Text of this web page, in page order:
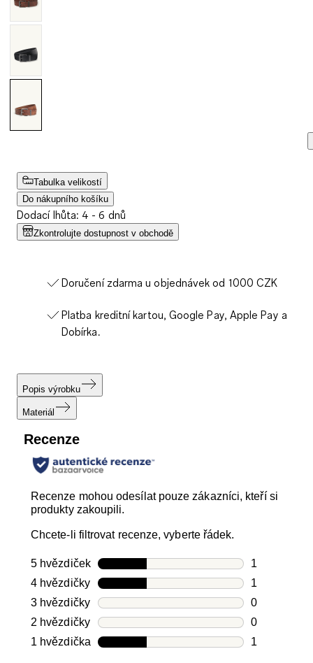
Tabulka velikostí
Do nákupního košíku
Dodací lhůta: 4 - 6 dnů
Zkontrolujte dostupnost v obchodě
Doručení zdarma u objednávek od 1000 CZK
Platba kreditní kartou, Google Pay, Apple Pay a
Dobírka.
Popis výrobku
Materiál
Recenze
Recenze mohou odesílat pouze zákazníci, kteří si
produkty zakoupili.
Chcete-li filtrovat recenze, vyberte řádek.
5 hvězdičekhvězdičky
1
Počet
4 hvězdičkyhvězdičky
1
Počet
3 hvězdičkyhvězdičky
0
Počet
2 hvězdičkyhvězdičky
0
Počet
1 hvězdičkahvězdičky
1